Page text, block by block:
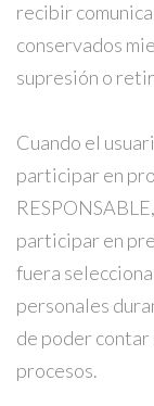
recibir
conservados
supresión o
Cuando el
participar en
participar en
fuera
personales
de poder
procesos.